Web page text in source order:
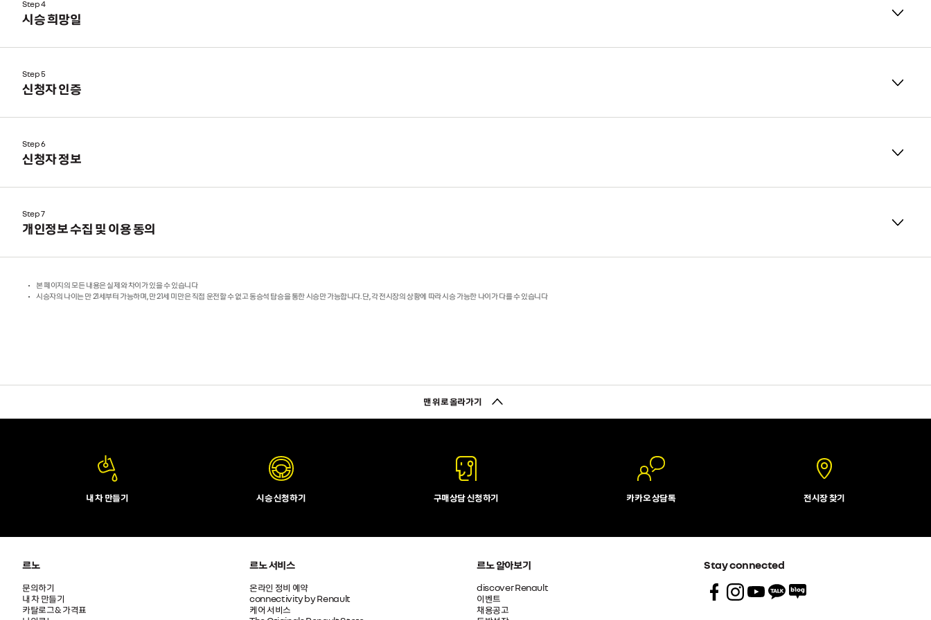
Step 4
시승 희망일
Step 5
신청자 인증
Step 6
신청자 정보
Step 7
개인정보 수집 및 이용 동의
본 페이지의 모든 내용은 실제와 차이가 있을 수 있습니다
시승자의 나이는 만 21세부터 가능하며, 만 21세 미만은 직접 운전할 수 없고 동승석 탑승을 통한 시승만 가능합니다. 단, 각 전시장의 상황에 따라 시승 가능한 나이가 다를 수 있습니다
맨 위로 올라가기
내 차 만들기 시승 신청하기 구매상담 신청하기 카카오 상담톡 전시장 찾기
르노
문의하기
내 차 만들기
카탈로그& 가격표
르노 서비스
온라인 정비 예약
connectivity by Renault
케어 서비스
르노 알아보기
discover Renault
이벤트
채용공고
Stay connected